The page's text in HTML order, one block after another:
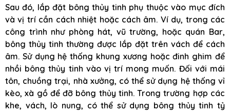
Sau đó, lắp đặt bông thủy tinh phụ thuộc vào mục đích
và vị trí cần cách nhiệt hoặc cách âm. Ví dụ, trong các
công trình như phòng hát, vũ trường, hoặc quán Bar,
bông thủy tinh thường được lắp đặt trên vách để cách
âm. Sử dụng hệ thống khung xương hoặc đinh ghim để
nhồi bông thủy tinh vào vị trí mong muốn. Đối với mái
tôn, chuồng trại, nhà xưởng, có thể sử dụng hệ thống vỉ
kèo, xà gồ để đỡ bông thủy tinh. Trong trường hợp các
khe, vách, lò nung, có thể sử dụng bông thủy tinh tỷ